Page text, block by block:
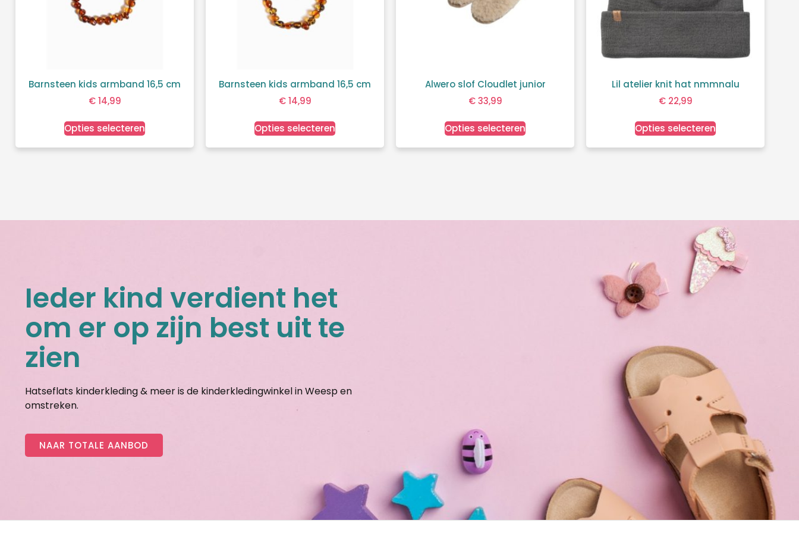
Barnsteen kids armband 16,5 cm
€14,99
Opties selecteren
Barnsteen kids armband 16,5 cm
€14,99
Opties selecteren
Alwero slof Cloudlet junior
€33,99
Opties selecteren
Lil atelier knit hat nmmnalu
€22,99
Opties selecteren
Ieder kind verdient het
om er op zijn best uit te
zien
Hatseflats kinderkleding & meer is de kinderkledingwinkel in Weesp en
omstreken.
NAAR TOTALE AANBOD